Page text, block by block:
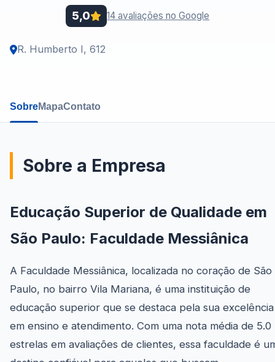
5,0 14 avaliações no Google
R. Humberto I, 612
SobreMapaContato
Sobre a Empresa
Educação Superior de Qualidade em
São Paulo: Faculdade Messiânica
A Faculdade Messiânica, localizada no coração de São
Paulo, no bairro Vila Mariana, é uma instituição de
educação superior que se destaca pela sua excelência
em ensino e atendimento. Com uma nota média de 5.0
estrelas em avaliações de clientes, essa faculdade é